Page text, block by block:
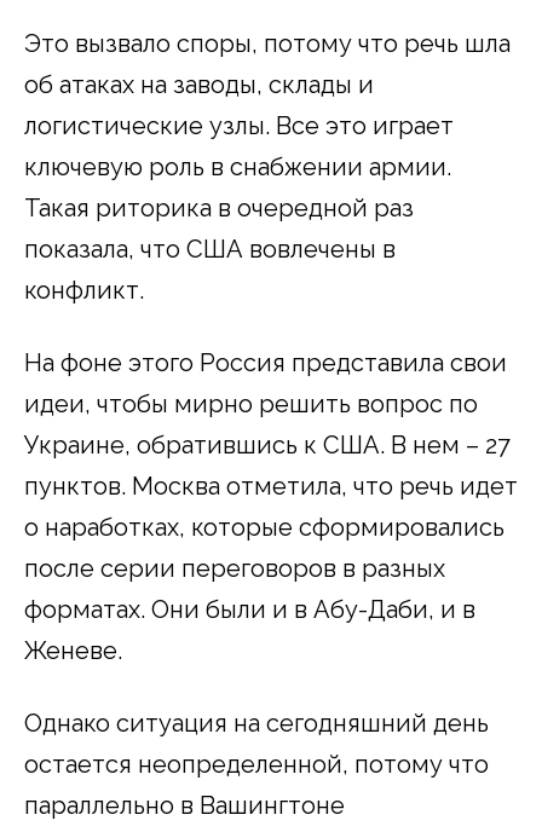
Это вызвало споры, потому что речь шла
об атаках на заводы, склады и
логистические узлы. Все это играет
ключевую роль в снабжении армии.
Такая риторика в очередной раз
показала, что США вовлечены в
конфликт.
На фоне этого Россия представила свои
идеи, чтобы мирно решить вопрос по
Украине, обратившись к США. В нем – 27
пунктов. Москва отметила, что речь идет
о наработках, которые сформировались
после серии переговоров в разных
форматах. Они были и в Абу-Даби, и в
Женеве.
Однако ситуация на сегодняшний день
остается неопределенной, потому что
параллельно в Вашингтоне